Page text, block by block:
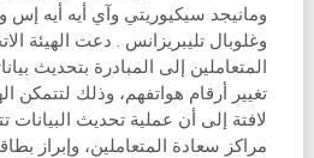
ومانيجد سيكيوريتي وآي أيه أيه إس
وغلوبال تليبريزانس . دعت الهيئة
المتعاملين إلى المبادرة بتحديث
تغيير أرقام هواتفهم، وذلك لتتمكن
لافتة إلى أن عملية تحديث البيانات
مراكز سعادة المتعاملين، وإبراز